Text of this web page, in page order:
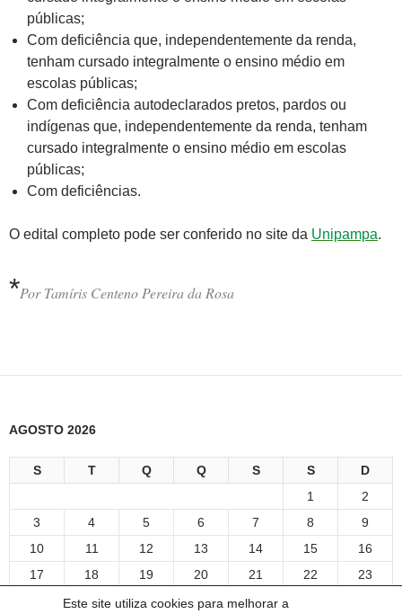
Este site utiliza cookies para melhorar a
públicas;
Com deficiência que, independentemente da renda,
tenham cursado integralmente o ensino médio em
escolas públicas;
Com deficiência autodeclarados pretos, pardos ou
indígenas que, independentemente da renda, tenham
cursado integralmente o ensino médio em escolas
públicas;
Com deficiências.
O edital completo pode ser conferido no site da Unipampa.
*Por Tamíris Centeno Pereira da Rosa
AGOSTO 2026
S T Q Q S S
D
1
2
3
4 5 6 7 8
9
10
11 12 13 14 15
16
17
18 19 20 21 22
23
25 26 27 28